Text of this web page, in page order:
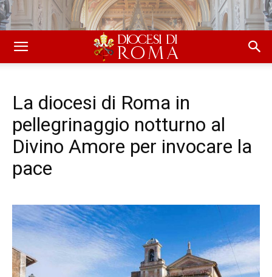
La diocesi di Roma in
pellegrinaggio notturno al
Divino Amore per invocare la
pace